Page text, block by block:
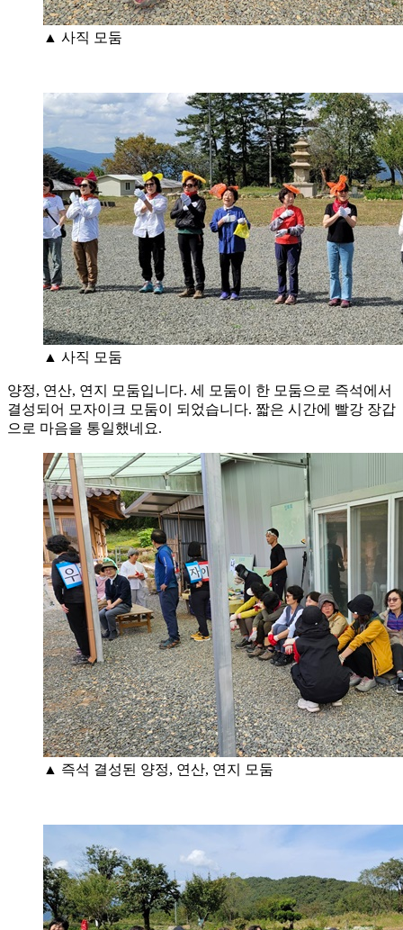
▲ 사직 모둠
▲ 사직 모둠
양정, 연산, 연지 모둠입니다. 세 모둠이 한 모둠으로 즉석에서
결성되어 모자이크 모둠이 되었습니다. 짧은 시간에 빨강 장갑
으로 마음을 통일했네요.
▲ 즉석 결성된 양정, 연산, 연지 모둠